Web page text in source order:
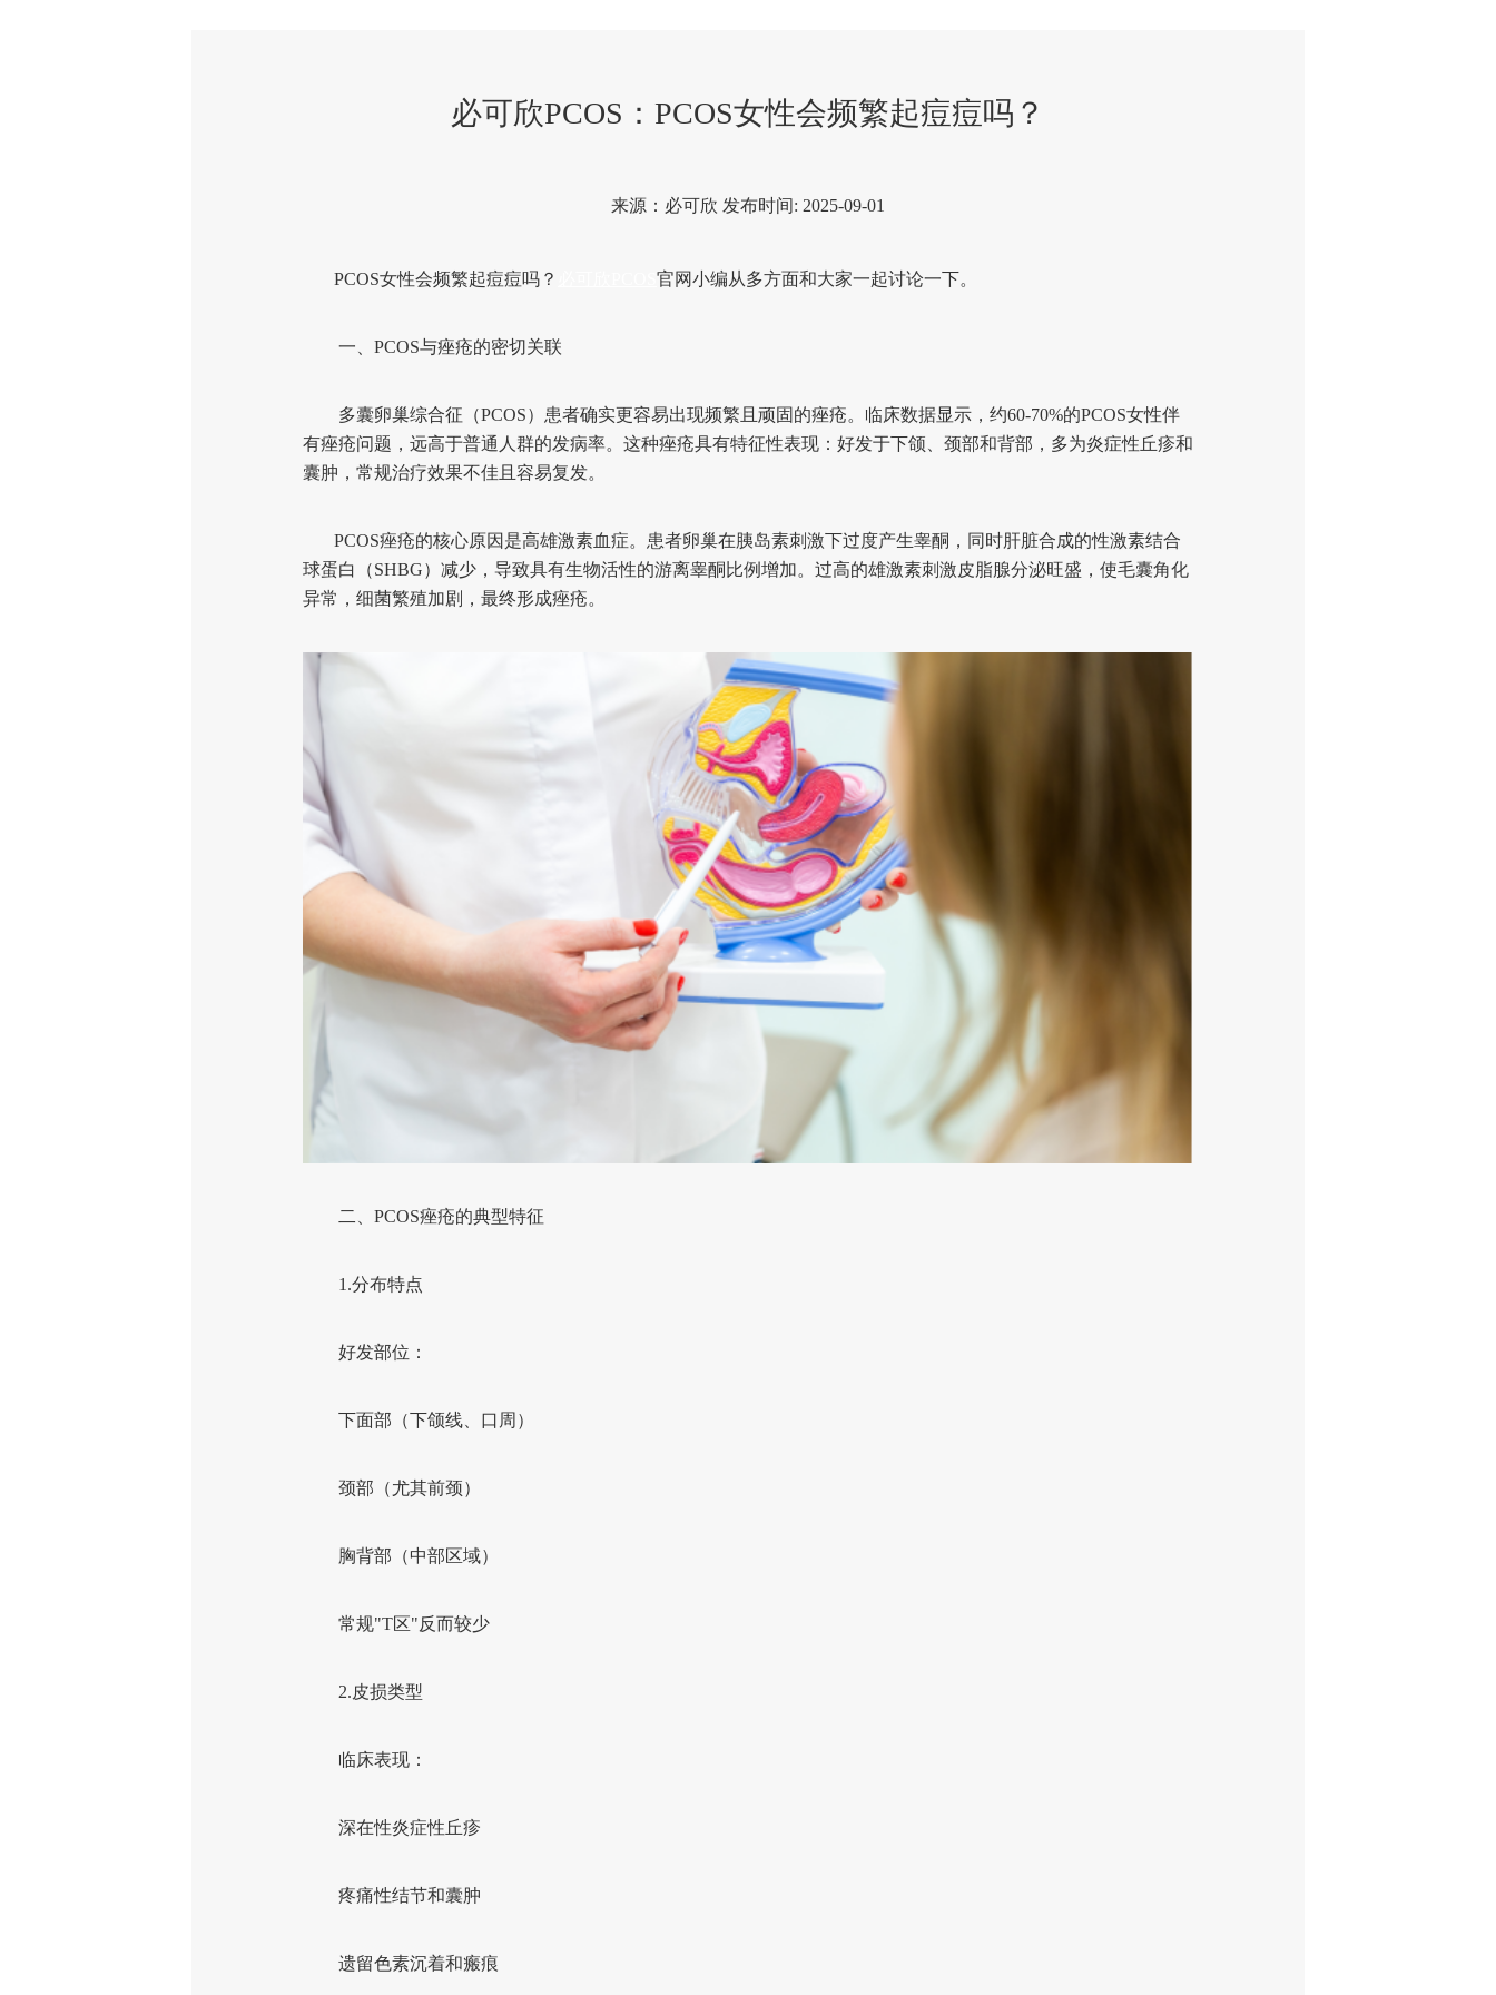
必可欣PCOS：PCOS女性会频繁起痘痘吗？
来源：必可欣 发布时间: 2025-09-01
PCOS女性会频繁起痘痘吗？ 官网小编从多方面和大家一起讨论一下。
一、PCOS与痤疮的密切关联
多囊卵巢综合征（PCOS）患者确实更容易出现频繁且顽固的痤疮。临床数据显示，约60-70%的PCOS女性伴
有痤疮问题，远高于普通人群的发病率。这种痤疮具有特征性表现：好发于下颌、颈部和背部，多为炎症性丘疹和
囊肿，常规治疗效果不佳且容易复发。
PCOS痤疮的核心原因是高雄激素血症。患者卵巢在胰岛素刺激下过度产生睾酮，同时肝脏合成的性激素结合
球蛋白（SHBG）减少，导致具有生物活性的游离睾酮比例增加。过高的雄激素刺激皮脂腺分泌旺盛，使毛囊角化
异常，细菌繁殖加剧，最终形成痤疮。
二、PCOS痤疮的典型特征
1.分布特点
好发部位：
下面部（下颌线、口周）
颈部（尤其前颈）
胸背部（中部区域）
常规"T区"反而较少
2.皮损类型
临床表现：
深在性炎症性丘疹
疼痛性结节和囊肿
遗留色素沉着和瘢痕